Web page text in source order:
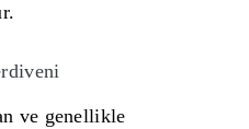
ve genellikle